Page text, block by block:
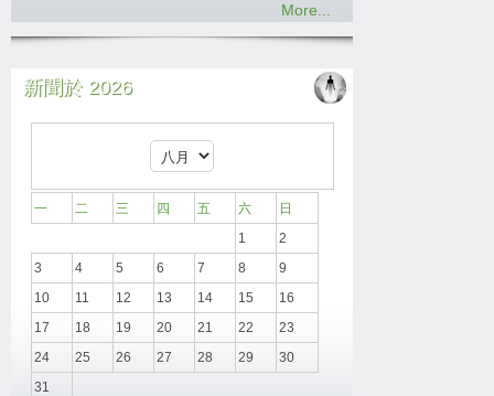
More...
新聞於 2026
一 二 三 四 五 六
日
1
2
3
4 5 6 7 8
9
10
11 12 13 14 15
16
17
18 19 20 21 22
23
24
25 26 27 28 29
30
31